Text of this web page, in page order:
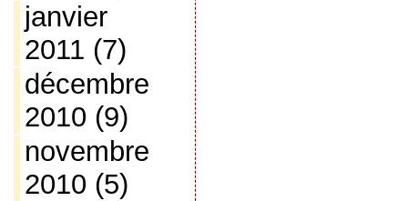
janvier
2011 (7)
décembre
2010 (9)
novembre
2010 (5)